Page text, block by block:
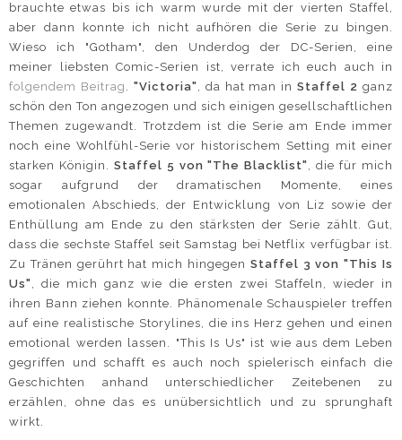
brauchte etwas bis ich warm wurde mit der vierten Staffel,
aber dann konnte ich nicht aufhören die Serie zu bingen.
Wieso ich "Gotham", den Underdog der DC-Serien, eine
meiner liebsten Comic-Serien ist, verrate ich euch auch in
folgendem Beitrag . "Victoria", da hat man inStaffel 2 ganz
schön den Ton angezogen und sich einigen gesellschaftlichen
Themen zugewandt. Trotzdem ist die Serie am Ende immer
noch eine Wohlfühl-Serie vor historischem Setting mit einer
starken Königin. Staffel 5 von "The Blacklist", die für mich
sogar aufgrund der dramatischen Momente, eines
emotionalen Abschieds, der Entwicklung von Liz sowie der
Enthüllung am Ende zu den stärksten der Serie zählt. Gut,
dass die sechste Staffel seit Samstag bei Netflix verfügbar ist.
Zu Tränen gerührt hat mich hingegen Staffel 3 von "This Is
Us", die mich ganz wie die ersten zwei Staffeln, wieder in
ihren Bann ziehen konnte. Phänomenale Schauspieler treffen
auf eine realistische Storylines, die ins Herz gehen und einen
emotional werden lassen. "This Is Us" ist wie aus dem Leben
gegriffen und schafft es auch noch spielerisch einfach die
Geschichten anhand unterschiedlicher Zeitebenen zu
erzählen, ohne das es unübersichtlich und zu sprunghaft
wirkt.